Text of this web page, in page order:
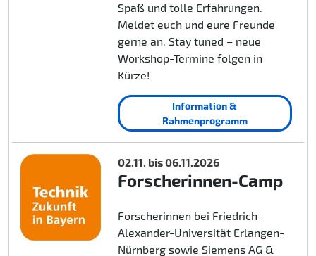
Spaß und tolle Erfahrungen.
Meldet euch und eure Freunde
gerne an. Stay tuned – neue
Workshop-Termine folgen in
Kürze!
Information &
Rahmenprogramm
02.11. bis 06.11.2026
Forscherinnen-Camp
Forscherinnen bei Friedrich-
Alexander-Universität Erlangen-
Nürnberg sowie Siemens AG &